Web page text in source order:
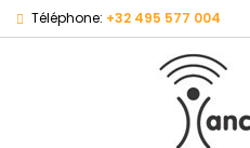
Téléphone: +32 495 577 004